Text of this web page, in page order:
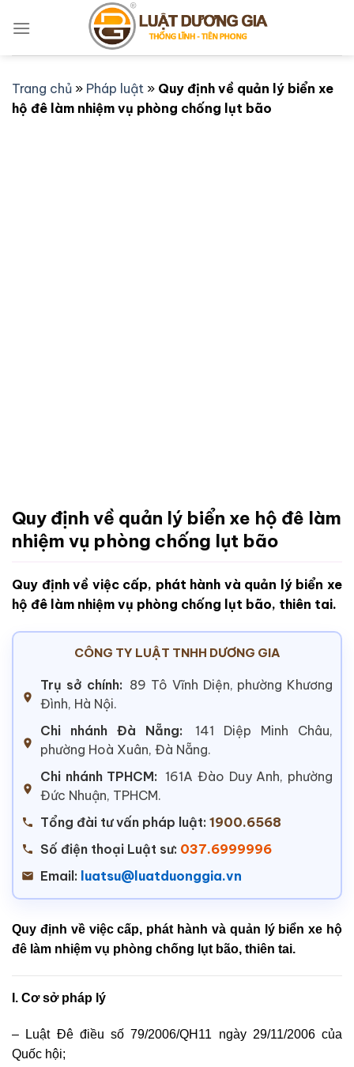
qua
Trang chủ » Pháp luật » Quy định về quản lý biển xe
hộ đê làm nhiệm vụ phòng chống lụt bão
Quy định về quản lý biển xe hộ đê làm
nhiệm vụ phòng chống lụt bão
Quy định về việc cấp, phát hành và quản lý biển xe
hộ đê làm nhiệm vụ phòng chống lụt bão, thiên tai.
CÔNG TY LUẬT TNHH DƯƠNG GIA
Trụ sở chính: 89 Tô Vĩnh Diện, phường Khương
Đình, Hà Nội.
Chi nhánh Đà Nẵng:
141 Diệp Minh Châu,
phường Hoà Xuân, Đà Nẵng.
Chi nhánh TPHCM: 161A Đào Duy Anh, phường
Đức Nhuận, TPHCM.
Tổng đài tư vấn pháp luật: 1900.6568
Số điện thoại Luật sư: 037.6999996
Email: luatsu@luatduonggia.vn
Quy định về việc cấp, phát hành và quản lý biển xe hộ
đê làm nhiệm vụ phòng chống lụt bão, thiên tai.
I. Cơ sở pháp lý
– Luật Đê điều số 79/2006/QH11 ngày 29/11/2006 của
Quốc hội;